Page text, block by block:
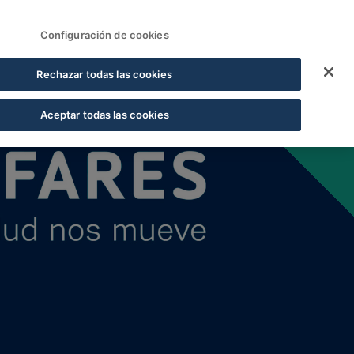
FUNDACIÓN COFARES
Configuración de cookies
Rechazar todas las cookies
Aceptar todas las cookies